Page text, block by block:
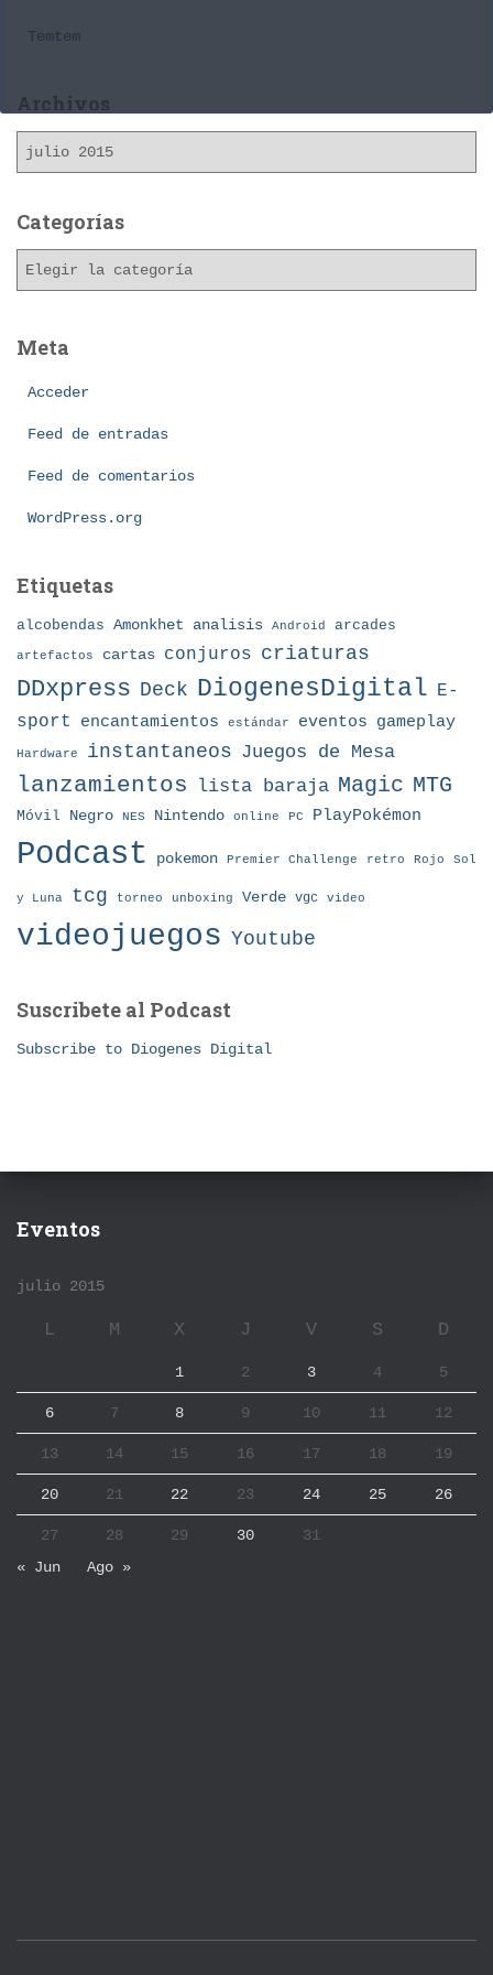
Temtem
Archivos
h
o
Categorías
g
Meta
Acceder
Feed de entradas
Feed de comentarios
WordPress.org
Etiquetas
alcobendas Amonkhet analisis Android arcades
artefactos cartas conjuros criaturas
DDxpress Deck DiogenesDigital E-
sport
encantamientos estándar eventos gameplay
Hardware instantaneos Juegos de Mesa
lanzamientos lista baraja Magic MTG
Móvil Negro NES Nintendo online PC PlayPokémon
Podcast pokemon Premier Challenge retro Rojo Sol
y Luna tcg torneo unboxing Verde vgc video
videojuegos Youtube
Suscribete al Podcast
Subscribe to Diogenes Digital
Eventos
julio 2015
L M X J V S D
1 2 3 4 5
6 7 8 9 10 11 12
13 14 15 16 17 18 19
20 21 22 23 24 25 26
27 28 29 30
31
« Jun
Ago »